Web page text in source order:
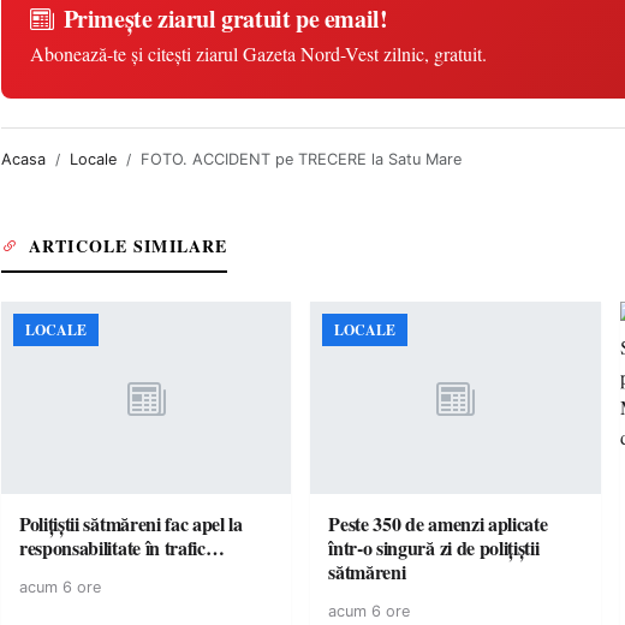
Primește ziarul gratuit pe email!
Abonează-te și citești ziarul Gazeta Nord-Vest zilnic, gratuit.
Acasa Locale FOTO. ACCIDENT pe TRECERE la Satu Mare
ARTICOLE SIMILARE
LOCALE
Polițiștii sătmăreni fac apel la
responsabilitate în trafic…
acum 6 ore
LOCALE
Peste 350 de amenzi aplicate
într-o singură zi de polițiștii
sătmăreni
acum 6 ore